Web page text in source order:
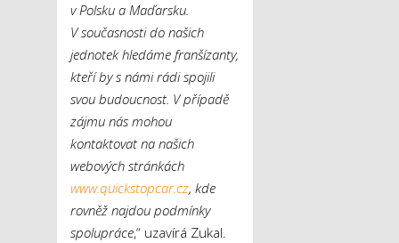
v Polsku a Maďarsku.
V současnosti do našich
jednotek hledáme franšízanty,
kteří by s námi rádi spojili
svou budoucnost. V případě
zájmu nás mohou
kontaktovat na našich
webových stránkách
www.quickstopcar.cz, kde
rovněž najdou podmínky
spolupráce,“ uzavírá Zukal.